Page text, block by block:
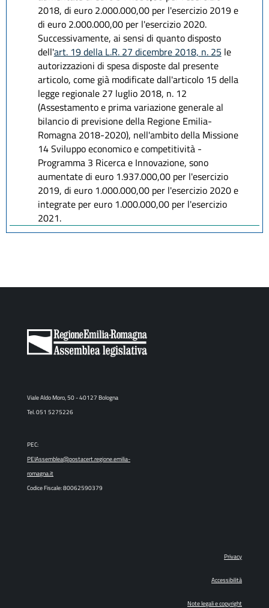
2018, di euro 2.000.000,00 per l'esercizio 2019 e
di euro 2.000.000,00 per l'esercizio 2020.
Successivamente, ai sensi di quanto disposto
dell'art. 19 della L.R. 27 dicembre 2018, n. 25 le
autorizzazioni di spesa disposte dal presente
articolo, come già modificate dall'articolo 15 della
legge regionale 27 luglio 2018, n. 12
(Assestamento e prima variazione generale al
bilancio di previsione della Regione Emilia-
Romagna 2018-2020), nell'ambito della Missione
14 Sviluppo economico e competitività -
Programma 3 Ricerca e Innovazione, sono
aumentate di euro 1.937.000,00 per l'esercizio
2019, di euro 1.000.000,00 per l'esercizio 2020 e
integrate per euro 1.000.000,00 per l'esercizio
2021.
Viale Aldo Moro, 50 - 40127 Bologna
Tel. 051 5275226
PEC:
PEIAssemblea@postacert.regione.emilia-
romagna.it
Codice Fiscale: 80062590379
Privacy
Accessibilità
Note legali e copyright